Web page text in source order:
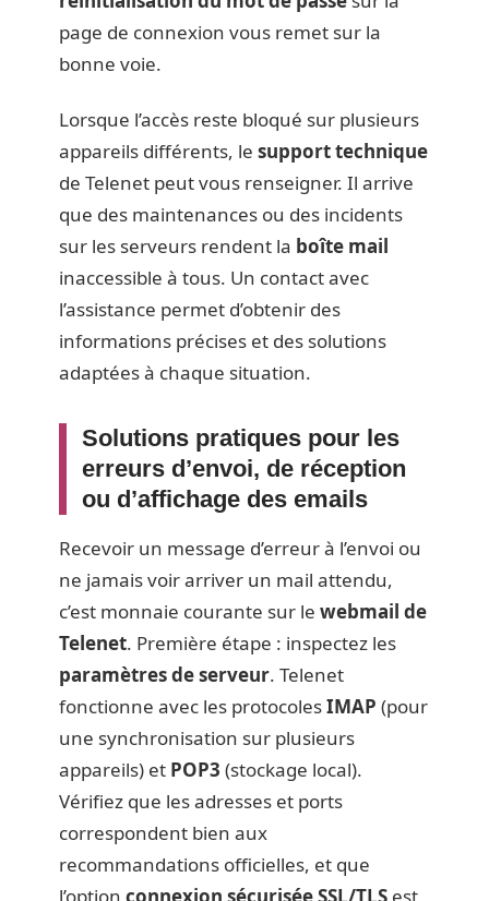
page de connexion vous remet sur la
bonne voie.
Lorsque l’accès reste bloqué sur plusieurs
appareils différents, le support technique
de Telenet peut vous renseigner. Il arrive
que des maintenances ou des incidents
sur les serveurs rendent la boîte mail
inaccessible à tous. Un contact avec
l’assistance permet d’obtenir des
informations précises et des solutions
adaptées à chaque situation.
Solutions pratiques pour les
erreurs d’envoi, de réception
ou d’affichage des emails
Recevoir un message d’erreur à l’envoi ou
ne jamais voir arriver un mail attendu,
c’est monnaie courante sur le webmail de
Telenet. Première étape : inspectez les
paramètres de serveur. Telenet
fonctionne avec les protocolesIMAP (pour
une synchronisation sur plusieurs
appareils) et POP3 (stockage local).
Vérifiez que les adresses et ports
correspondent bien aux
recommandations officielles, et que